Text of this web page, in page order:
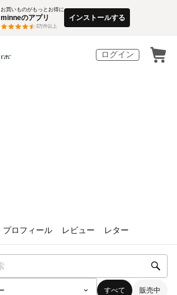
お買いものがもっとお得に
minneのアプリ
3万件以上
インストールする
ログイン
プロフィール レビュー レター
すべて 販売中